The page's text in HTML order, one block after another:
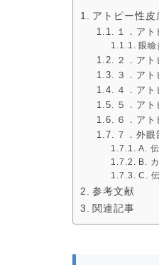
アトピー性皮
１．ア
眼瞼
２．ア
３．ア
４．ア
５．ア
６．ア
７．外眼
A.
B.
C.
参考文献
関連記事